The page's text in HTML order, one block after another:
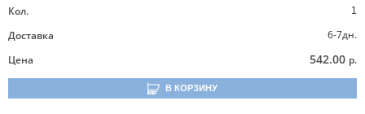
Кол.
1
Доставка
6-7дн.
Цена
542.00 р.
В КОРЗИНУ